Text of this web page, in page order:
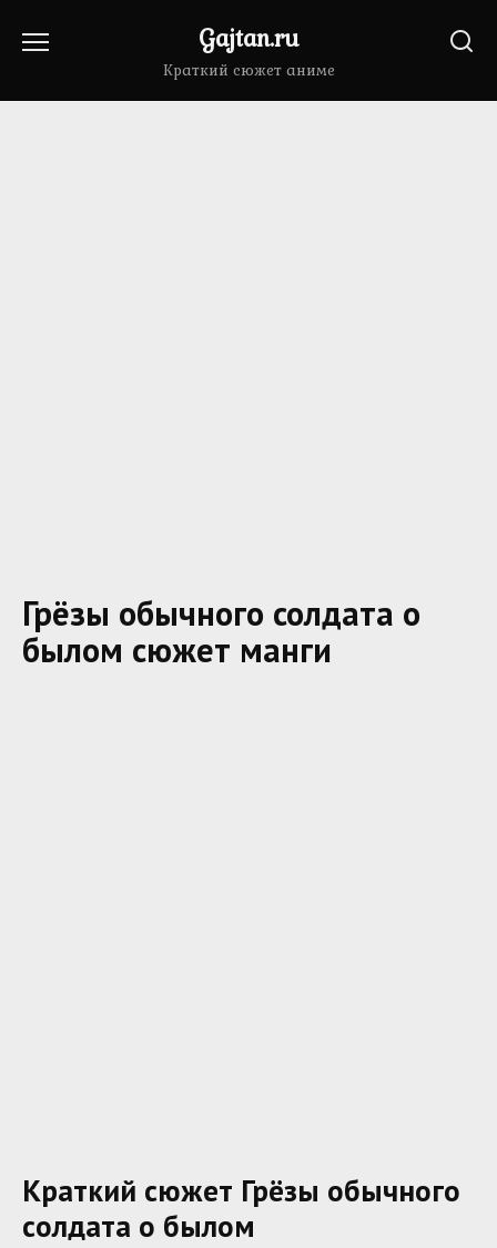
Gajtan.ru
Краткий сюжет аниме
Грёзы обычного солдата о
былом сюжет манги
Краткий сюжет Грёзы обычного
солдата о былом